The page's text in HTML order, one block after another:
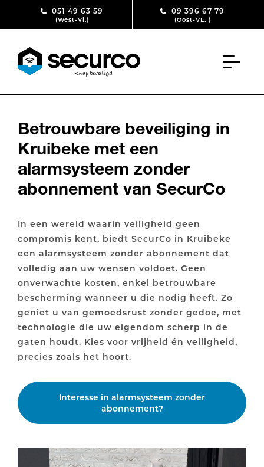
Skip to content051 49 63 59
(West-Vl.)
09 396 67 79
(Oost-VL. )
Betrouwbare beveiliging in
Kruibeke met een
alarmsysteem zonder
abonnement van SecurCo
In een wereld waarin veiligheid geen
compromis kent, biedt SecurCo in Kruibeke
een alarmsysteem zonder abonnement dat
volledig aan uw wensen voldoet. Geen
onverwachte kosten, enkel betrouwbare
bescherming wanneer u die nodig heeft. Zo
geniet u van gemoedsrust zonder gedoe, met
technologie die uw eigendom scherp in de
gaten houdt. Kies voor vrijheid én veiligheid,
precies zoals het hoort.
Interesse in alarmsysteem zonder
abonnement?